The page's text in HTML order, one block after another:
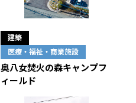
建築
医療・福祉・商業施設
奥八女焚火の森キャンプフ
ィールド